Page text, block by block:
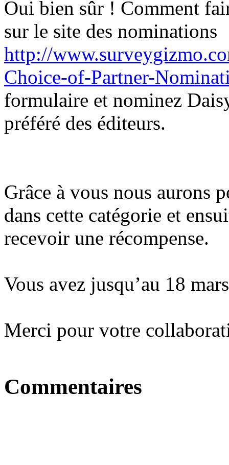
Oui bien sûr ! Comment
sur le site des nominations
http://
Choice-of-Partner-
formulaire et nominez
préféré des éditeurs.
Grâce à vous nous aurons
dans cette catégorie et
recevoir une récompense.
Vous avez jusqu’au 18
Merci pour votre
Commentaires